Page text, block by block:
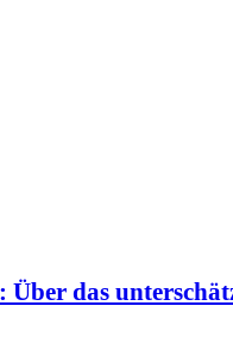
das